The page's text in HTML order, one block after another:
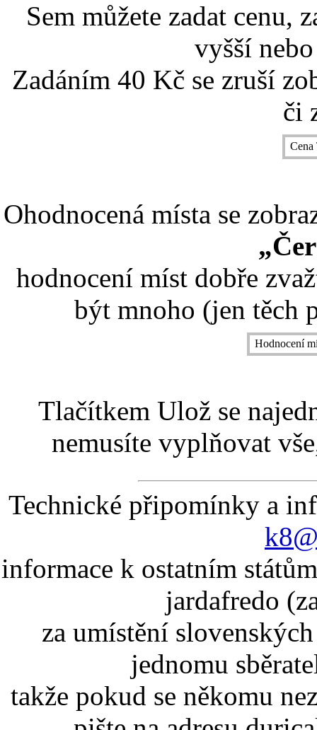
Sem můžete zadat cenu,
vyšší
Zadáním 40 Kč se zruší
či
Ohodnocená místa se
hodnocení míst dobře
být mnoho (jen těch
Hodnocení
Tlačítkem Ulož se
nemusíte vyplňovat
Technické připomínky a
informace k ostatním
jardafredo
za umístění
jednomu
takže pokud se někomu